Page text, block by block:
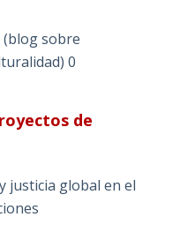
sobre
0
de
justicia global en el